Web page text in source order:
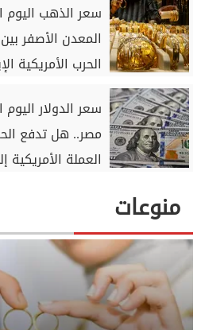
سعر الذهب
المعدن الأصفر
الحرب الأمريكية
مصر.. هل تدفع
العملة
منوعات